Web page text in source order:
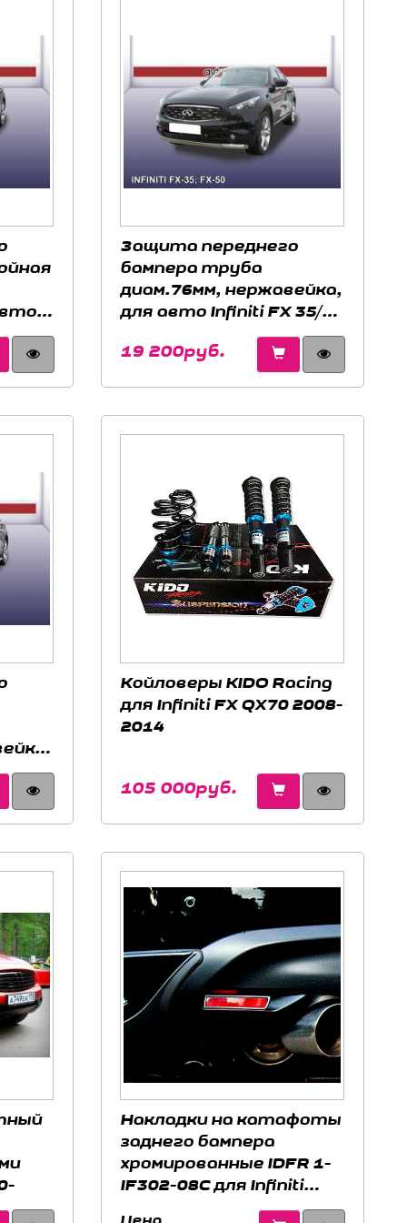
Защита переднего
бампера труба
диам.76мм, нержавейка,
для авто Infiniti FX 35/50
19 200руб.
35/50
Койловеры KIDO Racing
для Infiniti FX QX70 2008-
2014
105 000руб.
Накладки на катафоты
заднего бампера
хромированные IDFR 1-
IF302-08C для Infiniti
FX35 2008-2014